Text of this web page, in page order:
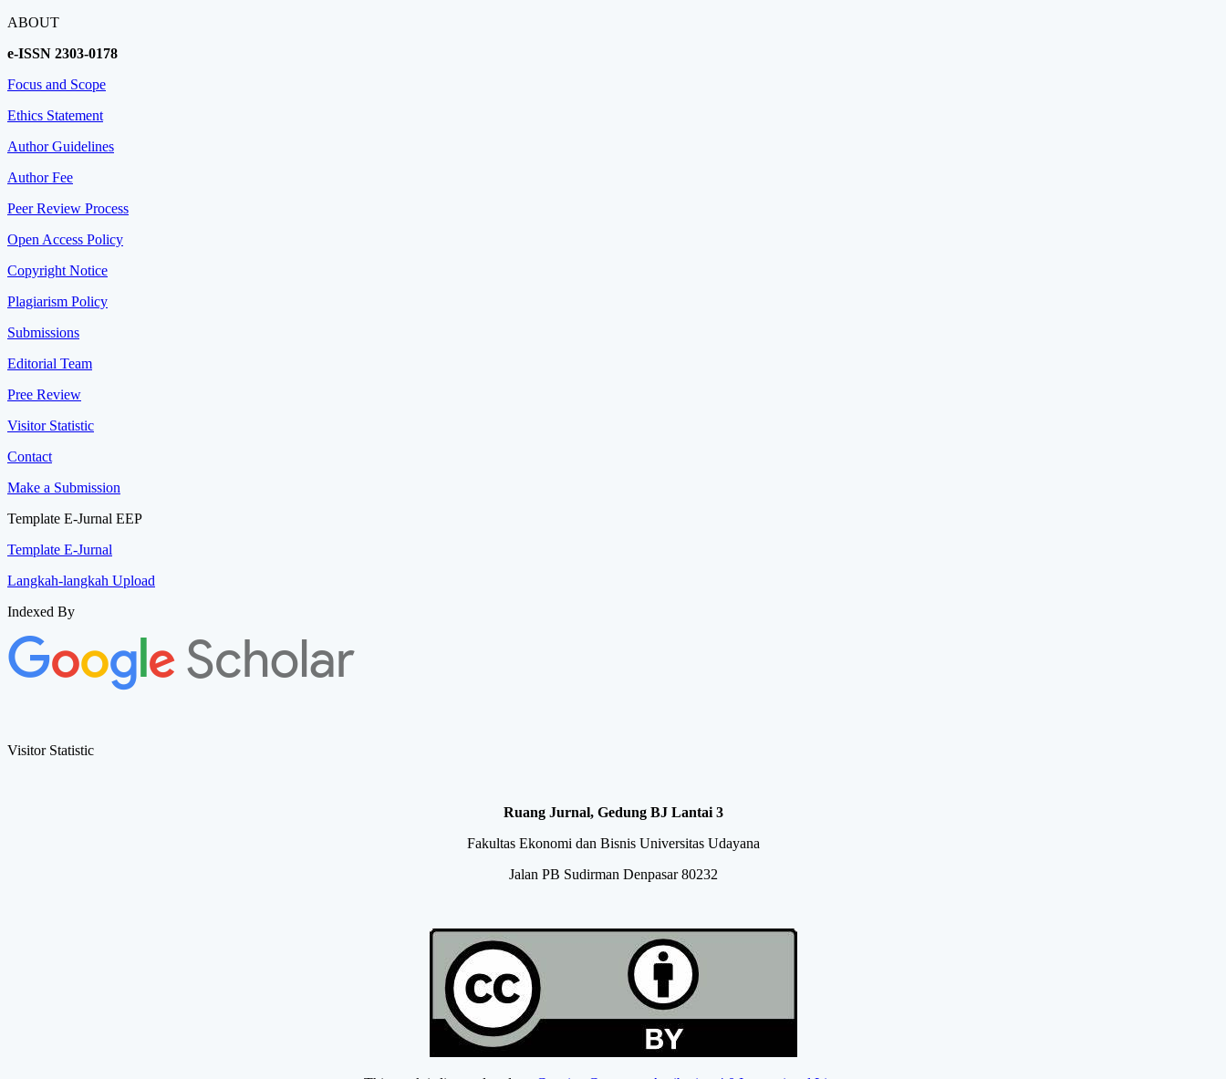
ABOUT
e-ISSN 2303-0178
Focus and Scope
Ethics Statement
Author Guidelines
Author Fee
Peer Review Process
Open Access Policy
Copyright Notice
Plagiarism Policy
Submissions
Editorial Team
Pree Review
Visitor Statistic
Contact
Make a Submission
Template E-Jurnal EEP
Template E-Jurnal
Langkah-langkah Upload
Indexed By
Visitor Statistic
Ruang Jurnal, Gedung BJ Lantai 3
Fakultas Ekonomi dan Bisnis Universitas Udayana
Jalan PB Sudirman Denpasar 80232